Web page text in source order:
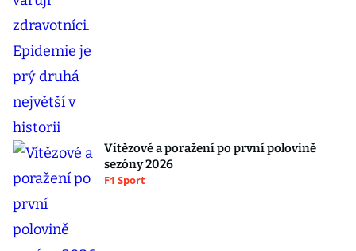
Vítězové a poražení po první polovině
sezóny 2026
F1 Sport